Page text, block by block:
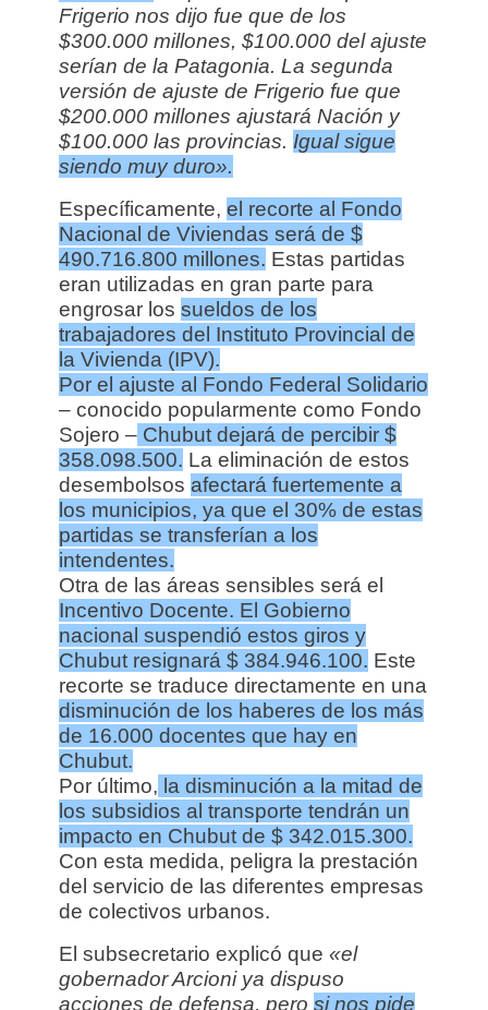
Frigerio nos dijo fue que de los
$300.000 millones, $100.000 del ajuste
serían de la Patagonia. La segunda
versión de ajuste de Frigerio fue que
$200.000 millones ajustará Nación y
$100.000 las provincias. Igual sigue
siendo muy duro».
Específicamente, el recorte al Fondo
Nacional de Viviendas será de $
490.716.800 millones. Estas partidas
eran utilizadas en gran parte para
engrosar los sueldos de los
trabajadores del Instituto Provincial de
la Vivienda (IPV).
Por el ajuste al Fondo Federal Solidario
– conocido popularmente como Fondo
Sojero –Chubut dejará de percibir $
358.098.500. La eliminación de estos
desembolsos afectará fuertemente a
los municipios, ya que el 30% de estas
partidas se transferían a los
intendentes.
Otra de las áreas sensibles será el
Incentivo Docente. El Gobierno
nacional suspendió estos giros y
Chubut resignará $ 384.946.100. Este
recorte se traduce directamente en una
disminución de los haberes de los más
de 16.000 docentes que hay en
Chubut.
Por último, la disminución a la mitad de
los subsidios al transporte tendrán un
impacto en Chubut de $ 342.015.300.
Con esta medida, peligra la prestación
del servicio de las diferentes empresas
de colectivos urbanos.
El subsecretario explicó que «el
gobernador Arcioni ya dispuso
acciones de defensa, pero si nos pide